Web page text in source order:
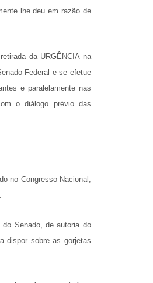
lhe deu em razão de
da URGÊNCIA na
Federal e se efetue
e paralelamente nas
o diálogo prévio das
no Congresso Nacional,
do Senado, de autoria do
dispor sobre as gorjetas